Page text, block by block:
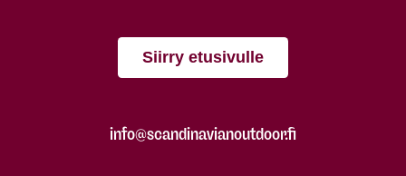
Siirry etusivulle
info@scandinavianoutdoor.fi